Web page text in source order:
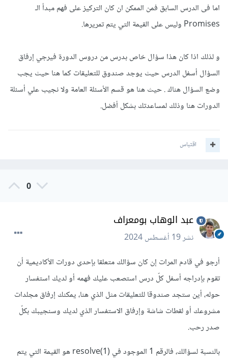
اما فى الدرس السابق فمن الممكن ان كان التركيز على فهم مبدأ الـ
Promises وليس على القيمة التي يتم تمريرها.
و لذلك اذا كان هذا سؤال خاص بدرس من دروس الدورة فيرجي إرفاق
السؤال أسفل الدرس حيث يوجد صندوق للتعليقات كما هنا حيث يجب
وضع السؤال هناك . حيث هنا هو قسم الأسئلة العامة ولا نجيب علي أسئلة
الدورات هنا وذلك لمساعدتك بشكل أفضل.
اقتباس
0
عبد الوهاب بومعراف
نشر19 أغسطس 2024
أرجو في قادم المرات إن كان سؤالك متعلقا بإحدى دورات الأكاديمية أن
تقوم بإدراجه أسفل كلّ درس استصعب عليك فهمه أو لديك استفسار
حوله، أين ستجد صندوقا للتعليقات مثل الذي هنا، يمكنك إرفاق مجلدات
مشروعك أو لقطات شاشة وإرفاق الاستفسار الذي لديك وسنجيبك بكلّ
صدر رحب.
بالنسبة لسؤالك، فالرقم 1 الموجود في resolve(1) هو القيمة التي يتم